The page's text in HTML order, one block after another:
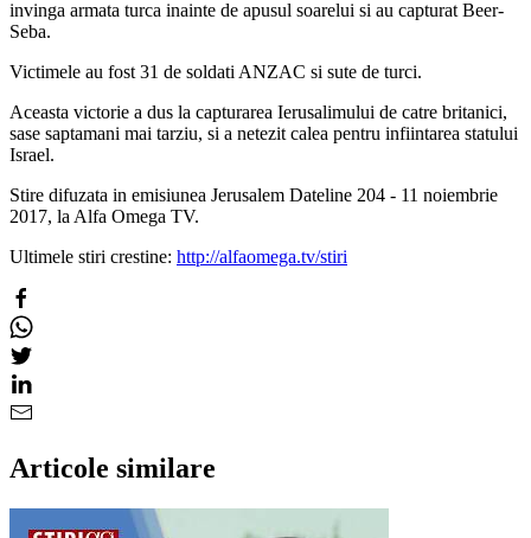
invinga armata turca inainte de apusul soarelui si au capturat Beer-
Seba.
Victimele au fost 31 de soldati ANZAC si sute de turci.
Aceasta victorie a dus la capturarea Ierusalimului de catre britanici,
sase saptamani mai tarziu, si a netezit calea pentru infiintarea statului
Israel.
Stire difuzata in emisiunea Jerusalem Dateline 204 - 11 noiembrie
2017, la Alfa Omega TV.
Ultimele stiri crestine: http://alfaomega.tv/stiri
Articole similare